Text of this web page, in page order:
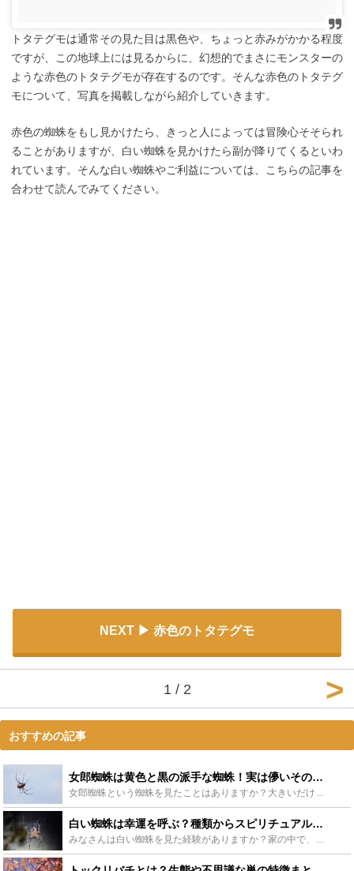
トタテグモは通常その見た目は黒色や、ちょっと赤みがかかる程度
ですが、この地球上には見るからに、幻想的でまさにモンスターの
ような赤色のトタテグモが存在するのです。そんな赤色のトタテグ
モについて、写真を掲載しながら紹介していきます。
赤色の蜘蛛をもし見かけたら、きっと人によっては冒険心そそられ
ることがありますが、白い蜘蛛を見かけたら副が降りてくるといわ
れています。そんな白い蜘蛛やご利益については、こちらの記事を
合わせて読んでみてください。
NEXT 赤色のトタテグモ
1 / 2
おすすめの記事
女郎蜘蛛は黄色と黒の派手な蜘蛛！実は儚いその生涯と生態に迫る - Leisurego(レジャーゴー)
白い蜘蛛は幸運を呼ぶ？種類からスピリチュアルな意味までまとめて紹介 - Leisurego(レジャーゴー)